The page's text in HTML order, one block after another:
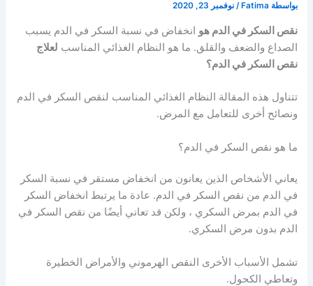
بواسطة Fatima
/نوفمبر 23, 2020
نقص السكر في الدم هو انخفاض في نسبة السكر في الدم يسبب
الصداع والضعف والقلق. ما هو النظام الغذائي المناسب لعلاج
نقص السكر في الدم؟
تتناول هذه المقالة النظام الغذائي المناسب لنقص السكر في الدم
ونصائح أخرى للتعامل مع المرض.
ما هو نقص السكر في الدم؟
يعاني الأشخاص الذين يعانون من انخفاض مستقر في نسبة السكر
في الدم من نقص السكر في الدم. عادة ما يرتبط انخفاض السكر
في الدم بمرض السكري ، ولكن قد تعاني أيضًا من نقص السكر في
الدم بدون مرض السكري.
تشمل الأسباب الأخرى النقص الهرموني والأمراض الخطيرة
وتعاطي الكحول.